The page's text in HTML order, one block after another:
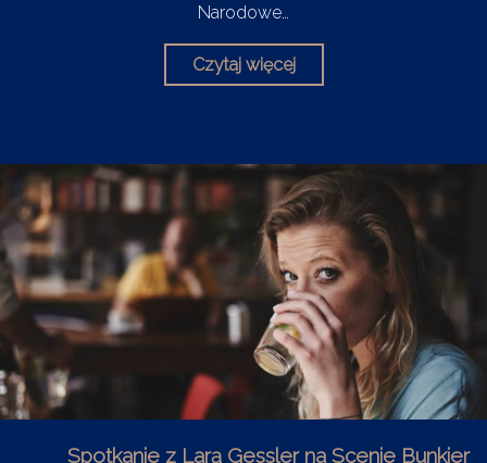
Narodowe…
Czytaj więcej
Spotkanie z Larą Gessler na Scenie Bunkier